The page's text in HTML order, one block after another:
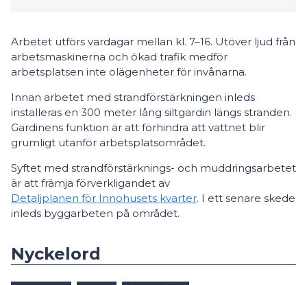
Arbetet utförs vardagar mellan kl. 7–16. Utöver ljud från
arbetsmaskinerna och ökad trafik medför
arbetsplatsen inte olägenheter för invånarna.
Innan arbetet med strandförstärkningen inleds
installeras en 300 meter lång siltgardin längs stranden.
Gardinens funktion är att förhindra att vattnet blir
grumligt utanför arbetsplatsområdet.
Syftet med strandförstärknings- och muddringsarbetet
är att främja förverkligandet av
Detaljplanen för Innohusets kvarter. I ett senare skede
inleds byggarbeten på området.
Nyckelord